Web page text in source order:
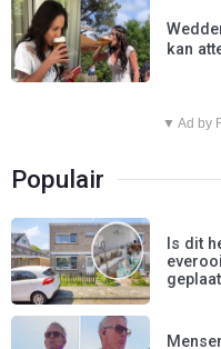
kan
▼ Ad by
Populair
Is dit